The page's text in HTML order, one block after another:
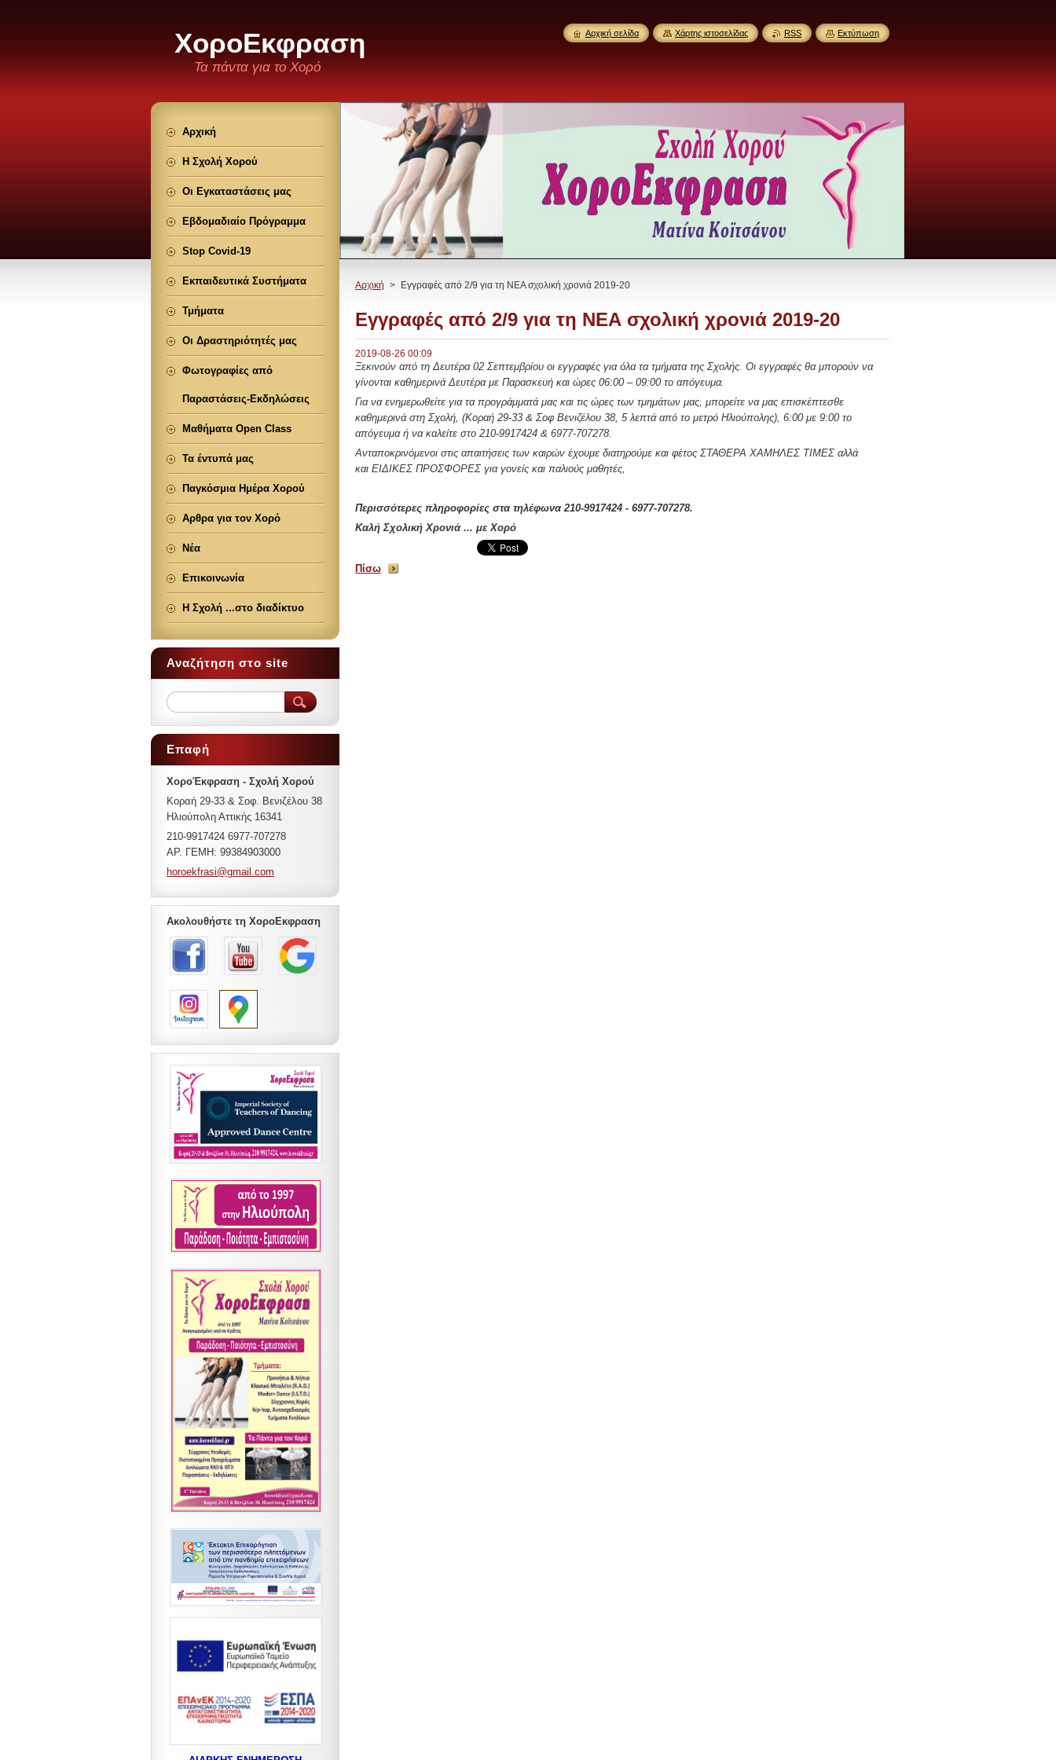
ΧοροΕκφραση
Τα πάντα για το Χορό
Αρχική > Εγγραφές από 2/9 για τη ΝΕΑ σχολική χρονιά 2019-20
Εγγραφές από 2/9 για τη ΝΕΑ σχολική χρονιά 2019-20
2019-08-26 00:09
Ξεκινούν από τη Δευτέρα 02 Σεπτεμβρίου οι εγγραφές για όλα τα τμήματα της Σχολής. Οι εγγραφές θα μπορούν να
γίνονται καθημερινά Δευτέρα με Παρασκευή και ώρες 06:00 – 09:00 το απόγευμα.
Για να ενημερωθείτε για τα προγράμματά μας και τις ώρες των τμημάτων μας, μπορείτε να μας επισκέπτεσθε
καθημερινά στη Σχολή, (Κοραή 29-33 & Σοφ Βενιζέλου 38, 5 λεπτά από το μετρό Ηλιούπολης), 6:00 με 9:00 το
απόγευμα ή να καλείτε στο 210-9917424 & 6977-707278.
Ανταποκρινόμενοι στις απαιτήσεις των καιρών έχουμε διατηρούμε και φέτος ΣΤΑΘΕΡΑ ΧΑΜΗΛΕΣ ΤΙΜΕΣ αλλά
και ΕΙΔΙΚΕΣ ΠΡΟΣΦΟΡΕΣ για γονείς και παλιούς μαθητές,
Περισσότερες πληροφορίες στα τηλέφωνα 210-9917424 - 6977-707278.
Καλή Σχολική Χρονιά ... με Χορό
Πίσω
Αρχική
Η Σχολή Χορού
Οι Εγκαταστάσεις μας
Εβδομαδιαίο Πρόγραμμα
Stop Covid-19
Εκπαιδευτικά Συστήματα
Τμήματα
Οι Δραστηριότητές μας
Φωτογραφίες από
Παραστάσεις-Εκδηλώσεις
Μαθήματα Open Class
Τα έντυπά μας
Παγκόσμια Ημέρα Χορού
Αρθρα για τον Χορό
Νέα
Επικοινωνία
Η Σχολή ...στο διαδίκτυο
Αναζήτηση στο site
Επαφή
ΧοροΈκφραση - Σχολή Χορού
Κοραή 29-33 & Σοφ. Βενιζέλου 38
Ηλιούπολη Αττικής 16341
210-9917424 6977-707278
ΑΡ. ΓΕΜΗ: 99384903000
horoekfrasi@gmai l.com
Ακολουθήστε τη ΧοροΕκφραση
Αρχική σελίδα Χάρτης ιστοσελίδας RSS Εκτύπωση